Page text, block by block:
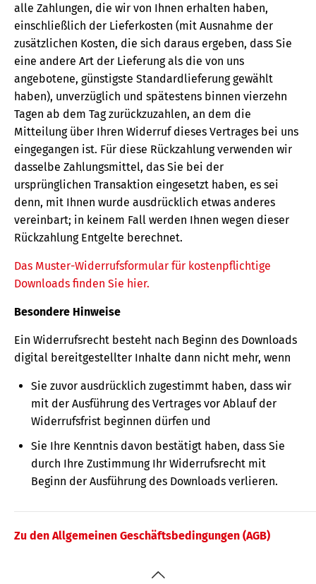
alle Zahlungen, die wir von Ihnen erhalten haben,
einschließlich der Lieferkosten (mit Ausnahme der
zusätzlichen Kosten, die sich daraus ergeben, dass Sie
eine andere Art der Lieferung als die von uns
angebotene, günstigste Standardlieferung gewählt
haben), unverzüglich und spätestens binnen vierzehn
Tagen ab dem Tag zurückzuzahlen, an dem die
Mitteilung über Ihren Widerruf dieses Vertrages bei uns
eingegangen ist. Für diese Rückzahlung verwenden wir
dasselbe Zahlungsmittel, das Sie bei der
ursprünglichen Transaktion eingesetzt haben, es sei
denn, mit Ihnen wurde ausdrücklich etwas anderes
vereinbart; in keinem Fall werden Ihnen wegen dieser
Rückzahlung Entgelte berechnet.
Das Muster-Widerrufsformular für kostenpflichtige
Downloads finden Sie hier.
Besondere Hinweise
Ein Widerrufsrecht besteht nach Beginn des Downloads
digital bereitgestellter Inhalte dann nicht mehr, wenn
Sie zuvor ausdrücklich zugestimmt haben, dass wir
mit der Ausführung des Vertrages vor Ablauf der
Widerrufsfrist beginnen dürfen und
Sie Ihre Kenntnis davon bestätigt haben, dass Sie
durch Ihre Zustimmung Ihr Widerrufsrecht mit
Beginn der Ausführung des Downloads verlieren.
Zu den Allgemeinen Geschäftsbedingungen (AGB)